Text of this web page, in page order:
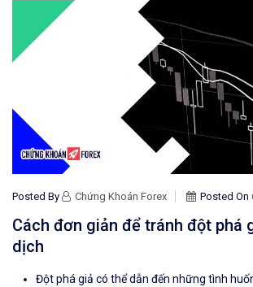
Posted By Chứng Khoán Forex Posted On
Cách đơn giản để tránh đột phá
dịch
Đột phá giả có thể dẫn đến những tình